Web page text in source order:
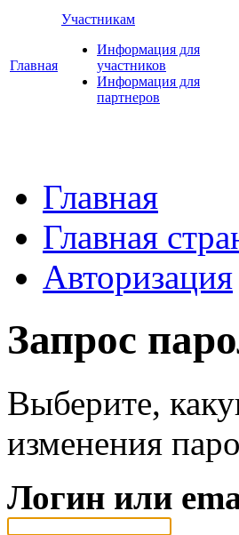
Главная
Участникам
Информация для
участников
Информация для
партнеров
Главная
Главная
Авторизация
Запрос
Выберите,
изменения
Логин или